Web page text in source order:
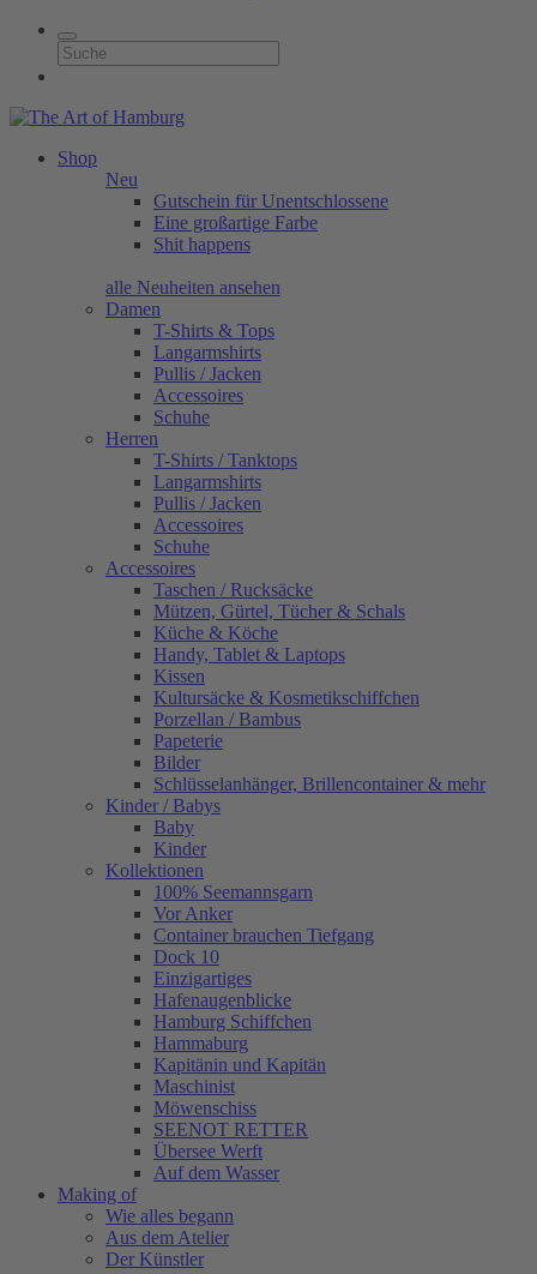
Shop
Neu
Gutschein für Unentschlossene
Eine großartige Farbe
Shit happens
alle Neuheiten ansehen
Damen
T-Shirts & Tops
Langarmshirts
Pullis / Jacken
Accessoires
Schuhe
Herren
T-Shirts / Tanktops
Langarmshirts
Pullis / Jacken
Accessoires
Schuhe
Accessoires
Taschen / Rucksäcke
Mützen, Gürtel, Tücher & Schals
Küche & Köche
Handy, Tablet & Laptops
Kissen
Kultursäcke & Kosmetikschiffchen
Porzellan / Bambus
Papeterie
Bilder
Schlüsselanhänger, Brillencontainer & mehr
Kinder / Babys
Baby
Kinder
Kollektionen
100% Seemannsgarn
Vor Anker
Container brauchen Tiefgang
Dock 10
Einzigartiges
Hafenaugen­blicke
Hamburg Schiffchen
Hammaburg
Kapitänin und Kapitän
Maschinist
Möwenschiss
SEENOT RETTER
Übersee Werft
Auf dem Wasser
Making of
Wie alles begann
Aus dem Atelier
Der Künstler